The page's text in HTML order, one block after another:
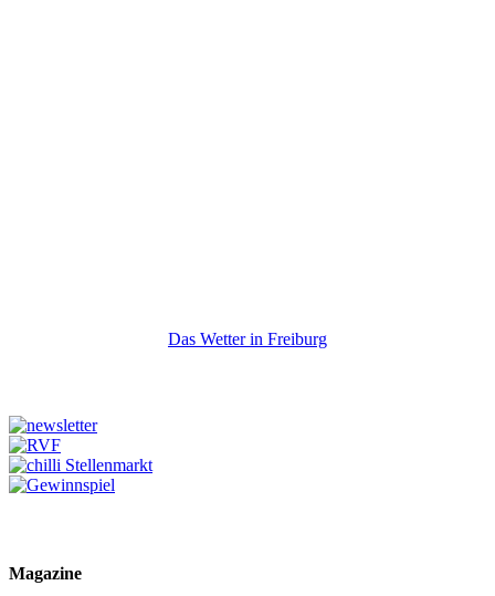
Das Wetter in Freiburg
Magazine